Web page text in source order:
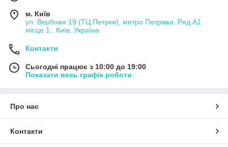
м. Київ
ул. Вербная 19 (ТЦ Петрик), метро Петрівка. Ряд А1
місце 1., Київ, Україна
Контакти
Сьогодні працює з 10:00 до 19:00
Показати весь графік роботи
Про нас
Контакти